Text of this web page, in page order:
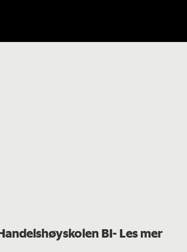
BI- Les mer